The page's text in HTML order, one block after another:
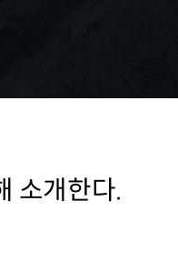
소개한다.